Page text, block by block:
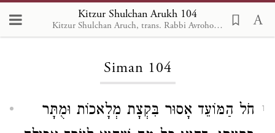
Kitzur Shulchan Arukh 104
Kitzur Shulchan Aruch, trans. Rabbi Avrohom Davis, Metsudah Pub., 1996
Loading...
Siman 104
1
חֹל הַמּוֹעֵד אָסוּר בִּקְצָת מְלָאכוֹת וּמֻתָּר